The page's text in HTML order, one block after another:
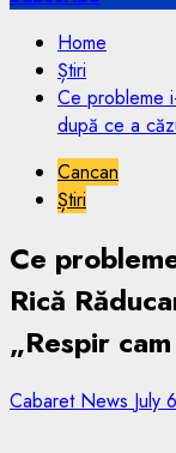
Home
Știri
Ce probleme
după ce a
Cancan
Știri
Ce
Rică
„Respir
Cabaret News July